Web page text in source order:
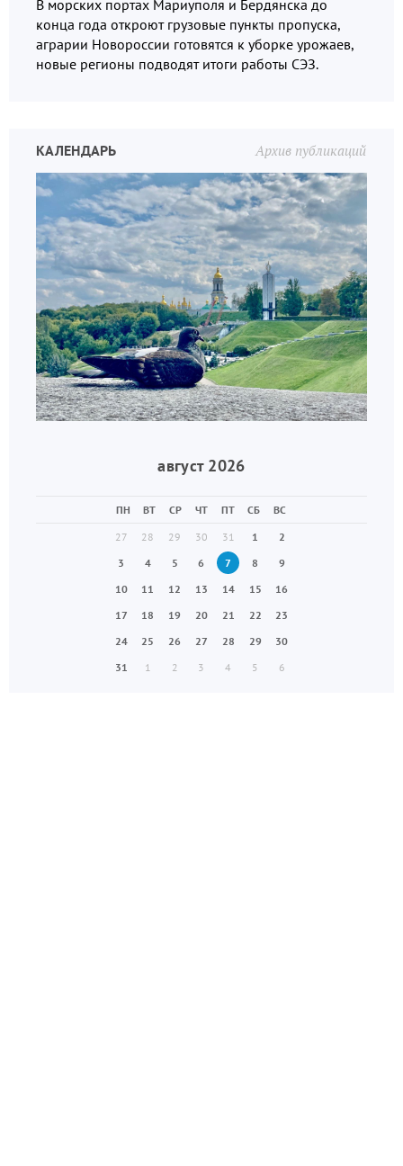
В морских портах Мариуполя и Бердянска до
конца года откроют грузовые пункты пропуска,
аграрии Новороссии готовятся к уборке урожаев,
новые регионы подводят итоги работы СЭЗ.
Архив публикаций
КАЛЕНДАРЬ
август 2026
ПН ВТ СР ЧТ ПТ СБ
ВС
27
28 29 30 31 1
2
3
4 5 6 7 8
9
10
11 12 13 14 15
16
17
18 19 20 21 22
23
24
25 26 27 28 29
30
31
1 2 3 4 5 6